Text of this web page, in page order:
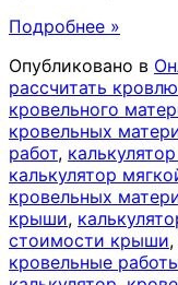
Подробнее »
Опубликовано в
рассчитать
кровельного
кровельных
работ,
калькулятор
кровельных
крыши,
стоимости крыши,
кровельные